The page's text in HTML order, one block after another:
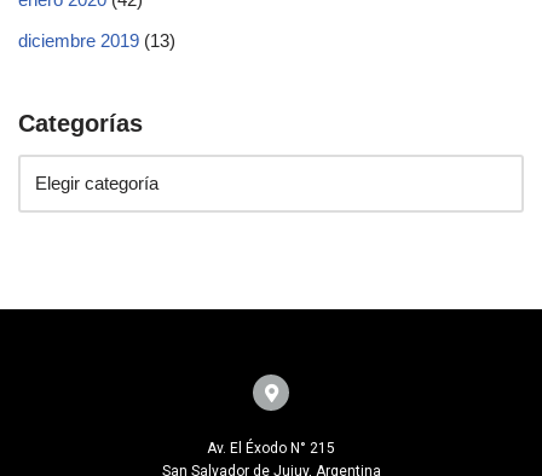
diciembre 2019 (13)
Categorías
Av. El Éxodo N° 215
San Salvador de Jujuy, Argentina